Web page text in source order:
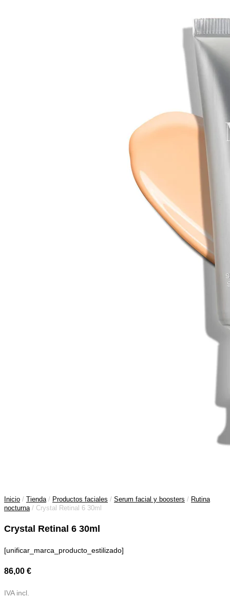
Inicio / Tienda/ Productos faciales / Serum facial y boosters / Rutina
nocturna/ Crystal Retinal 6 30ml
Crystal Retinal 6 30ml
[unificar_marca_producto_estilizado]
86,00 €
IVA incl.